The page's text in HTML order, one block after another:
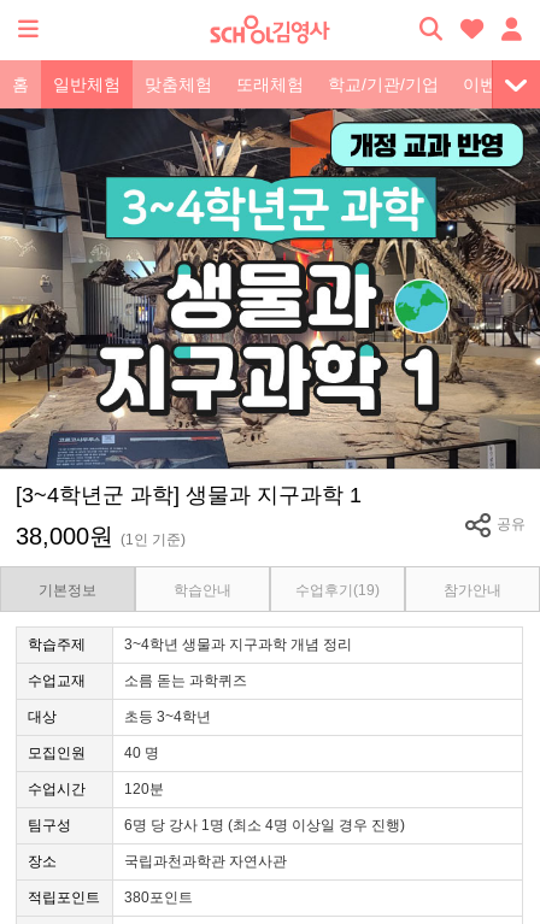
홈 일반체험 맞춤체험 또래체험 학교/기관/기업 이벤트
[3~4학년군 과학] 생물과 지구과학 1
38,000원(1인 기준)
공유
기본정보 학습안내 수업후기 (19) 참가안내
학습주제 3~4학년 생물과 지구과학 개념 정리
수업교재 소름 돋는 과학퀴즈
대상 초등 3~4학년
모집인원 40 명
수업시간 120분
팀구성 6명 당 강사 1명 (최소 4명 이상일 경우 진행)
장소 국립과천과학관 자연사관
적립포인트 380포인트